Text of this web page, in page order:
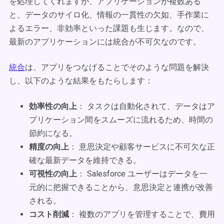
と、データのサイロ化、情報の一貫性の欠如、手作業に
よるエラー、非効率といった課題も生じます。なので、
最新のアプリケーションには統合が不可欠なのです。
統合は、アプリをつなげることでそのような問題を解決
し、以下のような結果をもたらします：
効率性の向上 ： タスクは自動化されて、データはア
プリケーション間をスムーズに流れるため、時間の
節約になる。
精度の向上 ： 意思決定や顧客サービスに不可欠な正
確な最新データを維持できる。
可視性の向上 ： Salesforce ユーザーはデータを一
元的に把握できることから、意思決定と連携が改善
される。
コスト削減 ： 複数のアプリを管理することで、費用